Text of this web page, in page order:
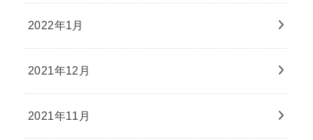
2022年1月
2021年12月
2021年11月